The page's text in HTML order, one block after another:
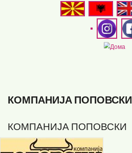
КОМПАНИЈА ПОПОВСКИ
КОМПАНИЈА ПОПОВСКИ